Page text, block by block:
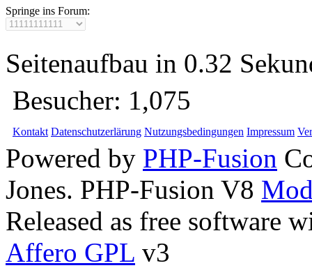
Springe ins Forum:
Seitenaufbau in 0.32
Besucher: 1,075
Kontakt Datenschutzerlärung Nutzungsbedingungen Impressum
Powered by PHP-Fusion
Jones. PHP-Fusion V8
Released as free software
Affero GPL v3